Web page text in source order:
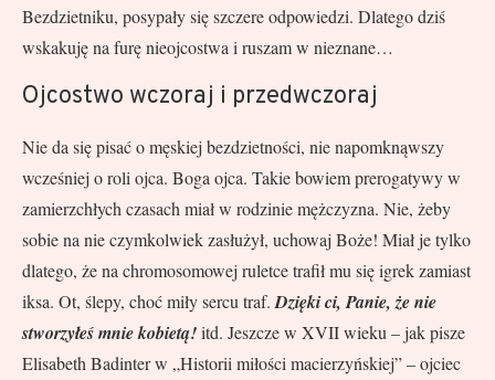
Bezdzietniku, posypały się szczere odpowiedzi. Dlatego dziś
wskakuję na furę nieojcostwa i ruszam w nieznane…
Ojcostwo wczoraj i przedwczoraj
Nie da się pisać o męskiej bezdzietności, nie napomknąwszy
wcześniej o roli ojca. Boga ojca. Takie bowiem prerogatywy w
zamierzchłych czasach miał w rodzinie mężczyzna. Nie, żeby
sobie na nie czymkolwiek zasłużył, uchowaj Boże! Miał je tylko
dlatego, że na chromosomowej ruletce trafił mu się igrek zamiast
iksa. Ot, ślepy, choć miły sercu traf. Dzięki ci, Panie, że nie
stworzyłeś mnie kobietą!itd. Jeszcze w XVII wieku – jak pisze
Elisabeth Badinter w „Historii miłości macierzyńskiej” – ojciec